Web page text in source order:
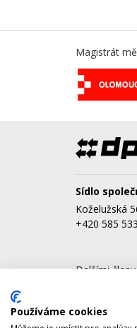
Magistrát
Sídlo
Koželužská
+420 585
Dalšími
Správa
Používáme cookies